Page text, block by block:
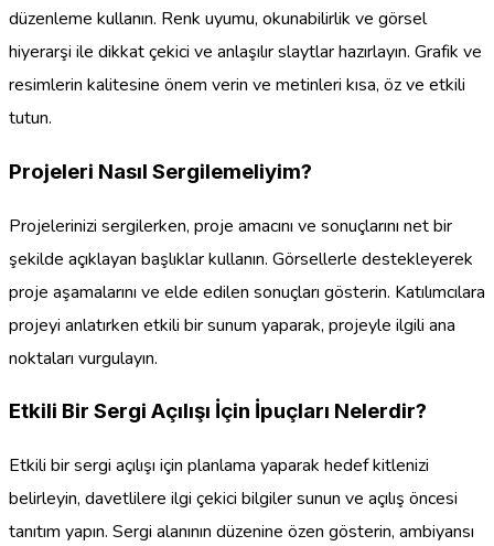
düzenleme kullanın. Renk uyumu, okunabilirlik ve görsel
hiyerarşi ile dikkat çekici ve anlaşılır slaytlar hazırlayın. Grafik ve
resimlerin kalitesine önem verin ve metinleri kısa, öz ve etkili
tutun.
Projeleri Nasıl Sergilemeliyim?
Projelerinizi sergilerken, proje amacını ve sonuçlarını net bir
şekilde açıklayan başlıklar kullanın. Görsellerle destekleyerek
proje aşamalarını ve elde edilen sonuçları gösterin. Katılımcılara
projeyi anlatırken etkili bir sunum yaparak, projeyle ilgili ana
noktaları vurgulayın.
Etkili Bir Sergi Açılışı İçin İpuçları Nelerdir?
Etkili bir sergi açılışı için planlama yaparak hedef kitlenizi
belirleyin, davetlilere ilgi çekici bilgiler sunun ve açılış öncesi
tanıtım yapın. Sergi alanının düzenine özen gösterin, ambiyansı